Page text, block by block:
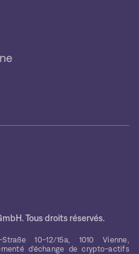
Tous droits réservés.
10-12/15a, 1010 Vienne,
d'échange de crypto-actifs